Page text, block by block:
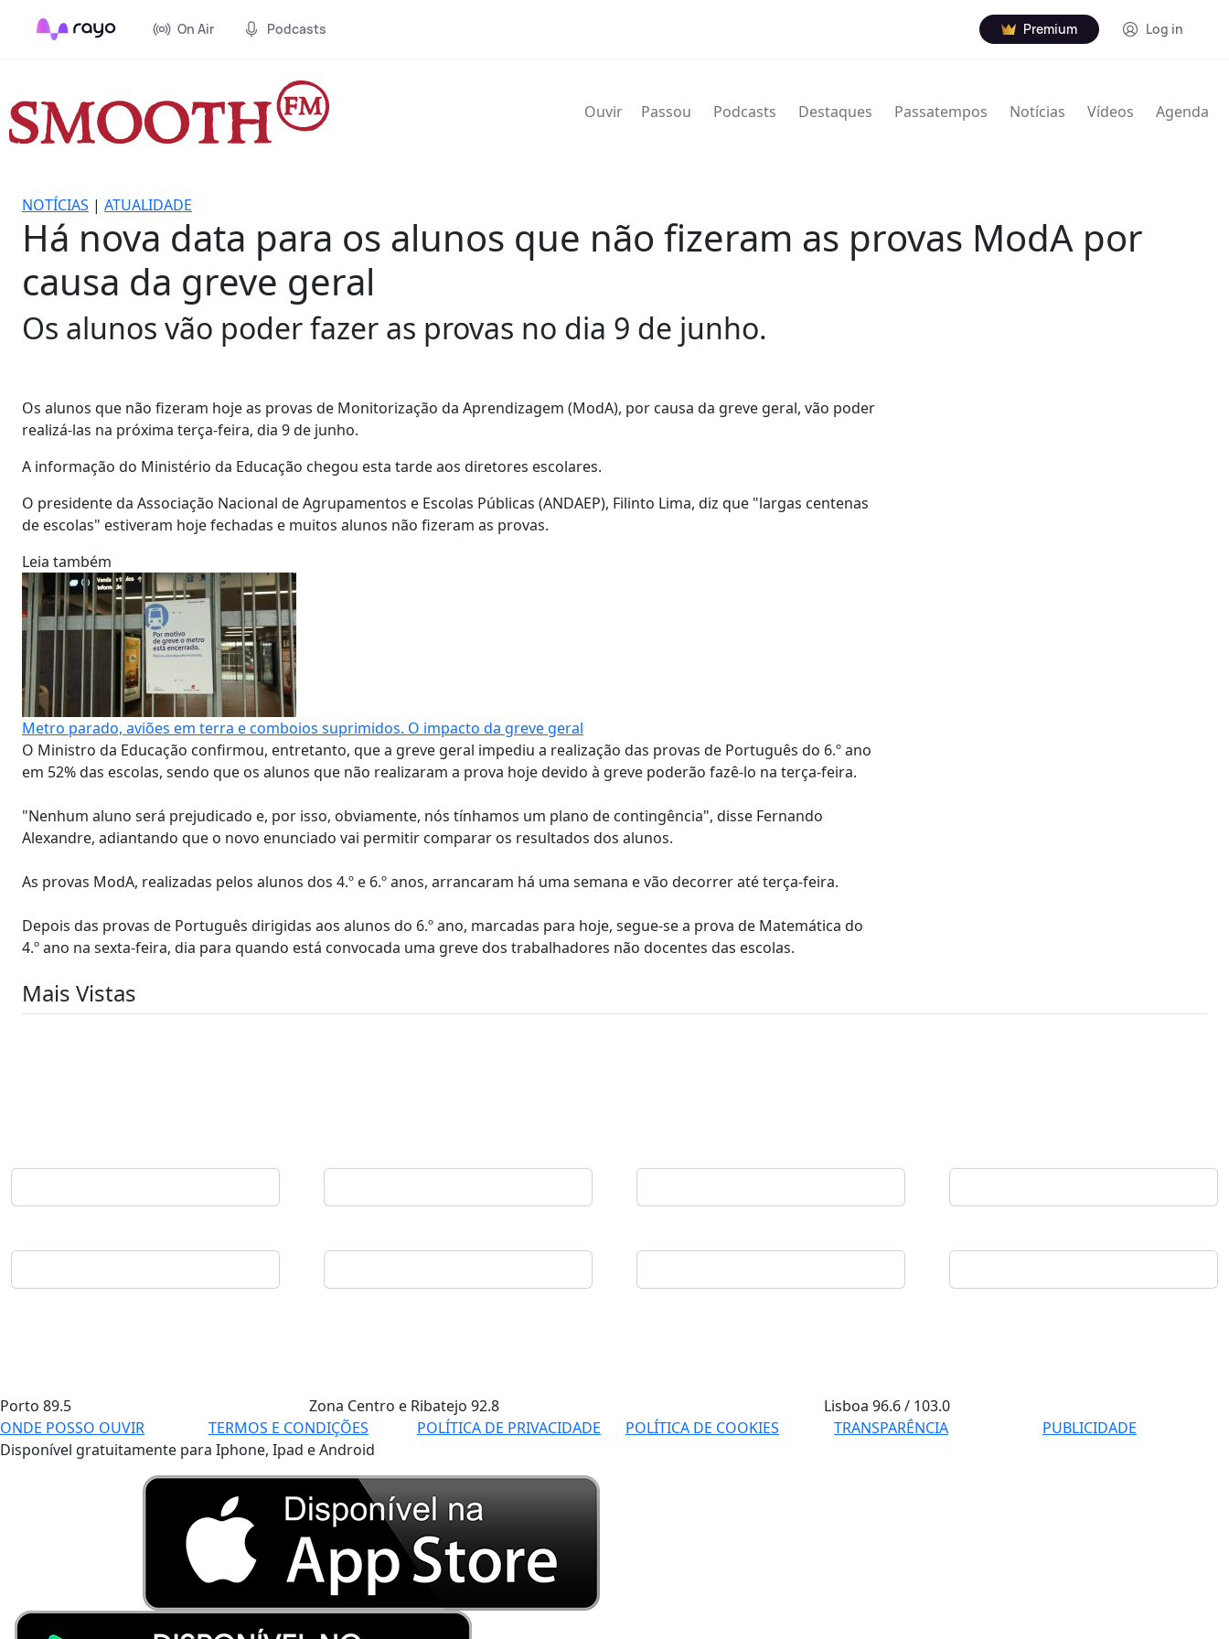
On Air Podcasts Premium Log in
Ouvir Passou Podcasts Destaques Passatempos Notícias Vídeos Agenda
NOTÍCIAS | ATUALIDADE
Há nova data para os alunos que não fizeram as provas ModA por
causa da greve geral
Os alunos vão poder fazer as provas no dia 9 de junho.
Os alunos que não fizeram hoje as provas de Monitorização da Aprendizagem (ModA), por causa da greve geral, vão poder
realizá-las na próxima terça-feira, dia 9 de junho.
A informação do Ministério da Educação chegou esta tarde aos diretores escolares.
O presidente da Associação Nacional de Agrupamentos e Escolas Públicas (ANDAEP), Filinto Lima, diz que "largas centenas
de escolas" estiveram hoje fechadas e muitos alunos não fizeram as provas.
Leia também
Metro parado, aviões em terra e comboios suprimidos. O impacto da greve geral
O Ministro da Educação confirmou, entretanto, que a greve geral impediu a realização das provas de Português do 6.º ano
em 52% das escolas, sendo que os alunos que não realizaram a prova hoje devido à greve poderão fazê-lo na terça-feira.
"Nenhum aluno será prejudicado e, por isso, obviamente, nós tínhamos um plano de contingência", disse Fernando
Alexandre, adiantando que o novo enunciado vai permitir comparar os resultados dos alunos.
As provas ModA, realizadas pelos alunos dos 4.º e 6.º anos, arrancaram há uma semana e vão decorrer até terça-feira.
Depois das provas de Português dirigidas aos alunos do 6.º ano, marcadas para hoje, segue-se a prova de Matemática do
4.º ano na sexta-feira, dia para quando está convocada uma greve dos trabalhadores não docentes das escolas.
Mais Vistas
Porto 89.5 Zona Centro e Ribatejo 92.8 Lisboa96.6 / 103.0
ONDE POSSO OUVIR
TERMOS E CONDIÇÕES POLÍTICA DE PRIVACIDADE POLÍTICA DE COOKIES TRANSPARÊNCIA
PUBLICIDADE
Disponível gratuitamente para Iphone, Ipad e Android